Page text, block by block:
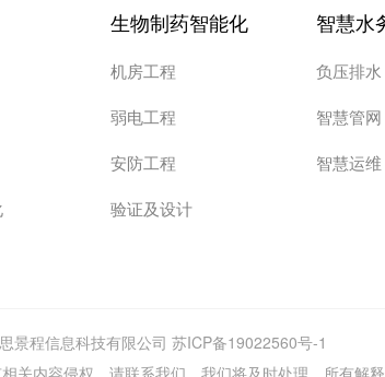
生物制药智能化
机房工程
弱电工程
安防工程
验证及设计
智慧水
负压排水
智慧管网
智慧运维
景程信息科技有限公司 苏ICP备19022560号-1